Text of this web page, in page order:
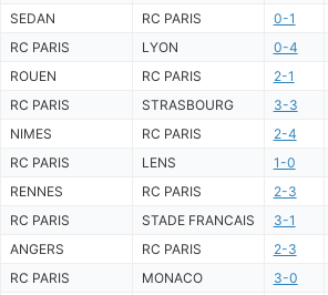
SEDAN RC PARIS 0-1
RC PARIS LYON 0-4
ROUEN RC PARIS 2-1
RC PARIS STRASBOURG 3-3
NIMES RC PARIS 2-4
RC PARIS LENS 1-0
RENNES RC PARIS 2-3
RC PARIS STADE FRANCAIS 3-1
ANGERS RC PARIS 2-3
RC PARIS MONACO 3-0